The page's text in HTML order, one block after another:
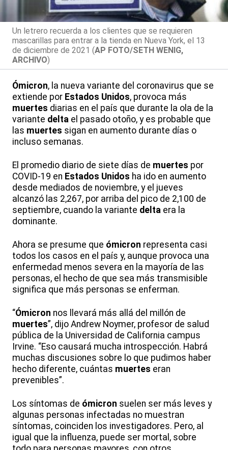
Un letrero recuerda a los clientes que se requieren
mascarillas para entrar a la tienda en Nueva York, el 13
de diciembre de 2021 (AP FOTO/SETH WENIG,
ARCHIVO)
Ómicron, la nueva variante del coronavirus que se
extiende por Estados Unidos, provoca más
muertes diarias en el país que durante la ola de la
variante delta el pasado otoño, y es probable que
las muertes sigan en aumento durante días o
incluso semanas.
El promedio diario de siete días de muertes por
COVID-19 en Estados Unidos ha ido en aumento
desde mediados de noviembre, y el jueves
alcanzó las 2,267, por arriba del pico de 2,100 de
septiembre, cuando la variante delta era la
dominante.
Ahora se presume que ómicron representa casi
todos los casos en el país y, aunque provoca una
enfermedad menos severa en la mayoría de las
personas, el hecho de que sea más transmisible
significa que más personas se enferman.
“Ómicron nos llevará más allá del millón de
muertes”, dijo Andrew Noymer, profesor de salud
pública de la Universidad de California campus
Irvine. “Eso causará mucha introspección. Habrá
muchas discusiones sobre lo que pudimos haber
hecho diferente, cuántas muertes eran
prevenibles”.
Los síntomas de ómicron suelen ser más leves y
algunas personas infectadas no muestran
síntomas, coinciden los investigadores. Pero, al
igual que la influenza, puede ser mortal, sobre